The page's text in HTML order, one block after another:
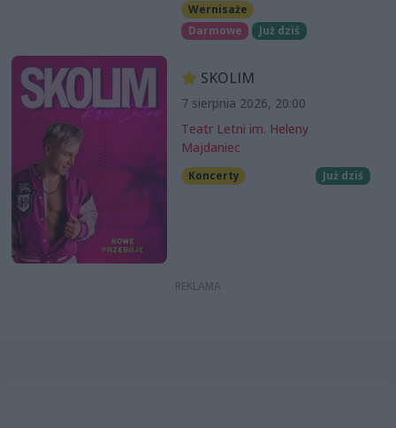
Wernisaże
Darmowe
Już dziś
SKOLIM
7 sierpnia 2026, 20:00
Teatr Letni im. Heleny
Majdaniec
Koncerty Już dziś